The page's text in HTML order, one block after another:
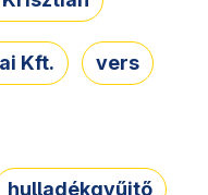
Kft. vers
hulladékgyűjtő